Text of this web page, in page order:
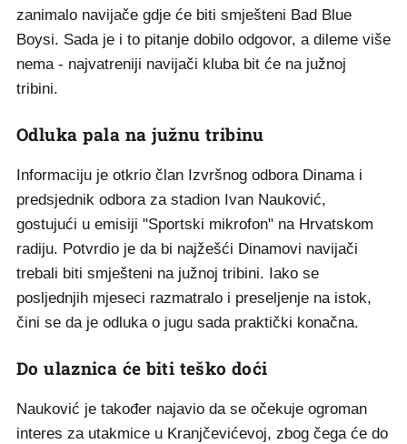
zanimalo navijače gdje će biti smješteni Bad Blue
Boysi. Sada je i to pitanje dobilo odgovor, a dileme više
nema - najvatreniji navijači kluba bit će na južnoj
tribini.
Odluka pala na južnu tribinu
Informaciju je otkrio član Izvršnog odbora Dinama i
predsjednik odbora za stadion Ivan Nauković,
gostujući u emisiji "Sportski mikrofon" na Hrvatskom
radiju. Potvrdio je da bi najžešći Dinamovi navijači
trebali biti smješteni na južnoj tribini. Iako se
posljednjih mjeseci razmatralo i preseljenje na istok,
čini se da je odluka o jugu sada praktički konačna.
Do ulaznica će biti teško doći
Nauković je također najavio da se očekuje ogroman
interes za utakmice u Kranjčevićevoj, zbog čega će do